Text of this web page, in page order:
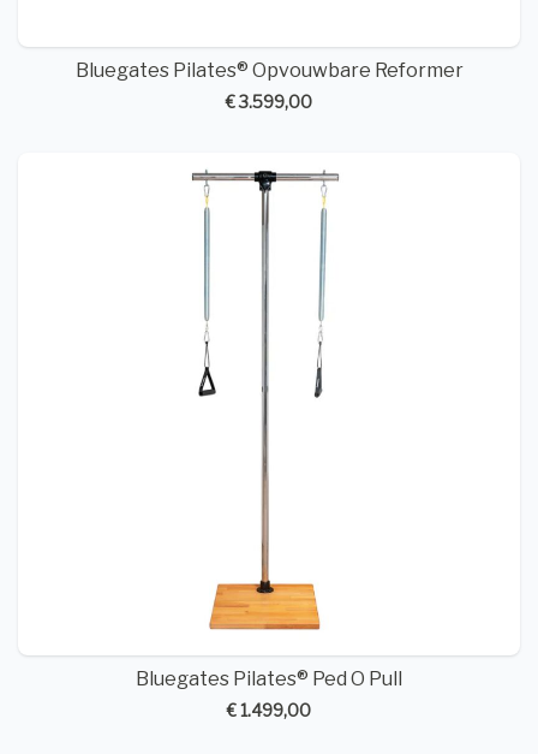
Bluegates Pilates® Opvouwbare Reformer
€ 3.599,00
Bluegates Pilates® Ped O Pull
€ 1.499,00